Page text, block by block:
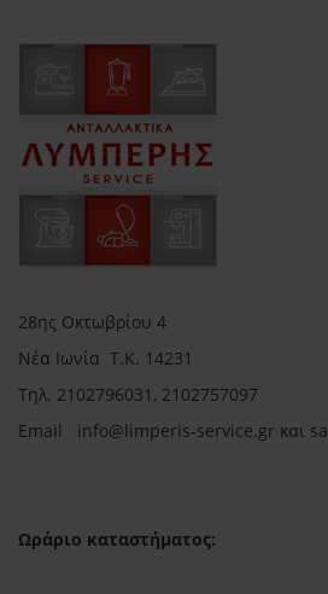
28ης Οκτωβρίου 4
Νέα Ιωνία Τ.Κ. 14231
Τηλ. 2102796031, 2102757097
Email info@limperis-service.gr και
Ωράριο καταστήματος: